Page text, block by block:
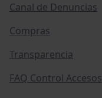
Canal de Denuncias
Compras
Transparencia
FAQ Control Accesos